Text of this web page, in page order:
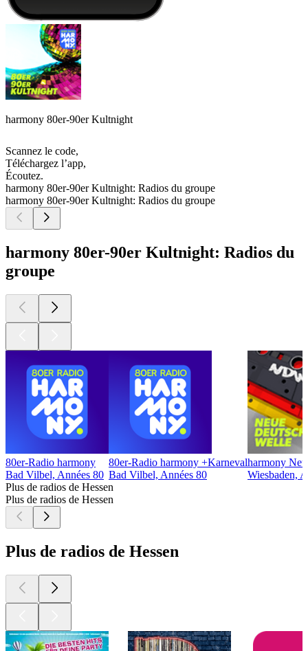
harmony 80er-90er Kultnight
Scannez le code,
Téléchargez l’app,
Écoutez.
harmony 80er-90er Kultnight: Radios du groupe
harmony 80er-90er Kultnight: Radios du groupe
harmony 80er-90er Kultnight: Radios du
groupe
80er-Radio harmony
Bad Vilbel, Années 80
80er-Radio harmony +Karneval
Bad Vilbel, Années 80
harmony
Wiesbaden,
Plus de radios de Hessen
Plus de radios de Hessen
Plus de radios de Hessen